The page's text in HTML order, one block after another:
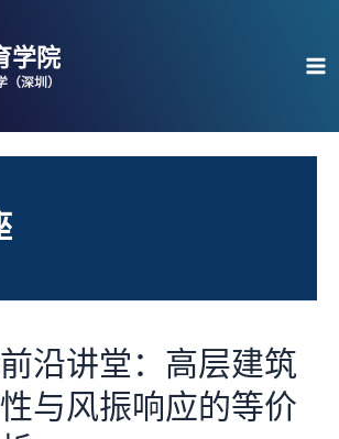
学院
深圳）
沿讲堂：高层建筑
与风振响应的等价